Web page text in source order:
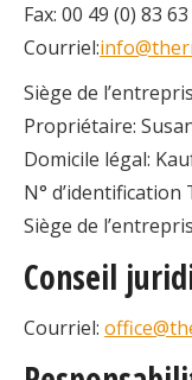
Fax: 00 49 (0) 83
Courriel:
Siège de
Propriétaire:
Domicile légal:
N° d’identification
Siège de
Conseil
Courriel: